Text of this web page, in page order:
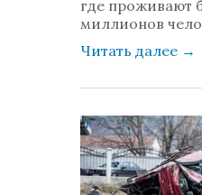
где проживают
миллионов
Читать далее →